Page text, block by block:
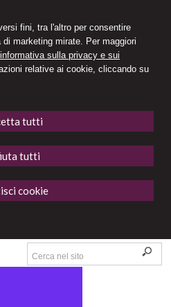
fini, tra l'altro per consentire
marketing mirate. Per maggiori
informativa sulla privacy e sui
relative ai cookie, cliccando su
tutti
tutti
cookie